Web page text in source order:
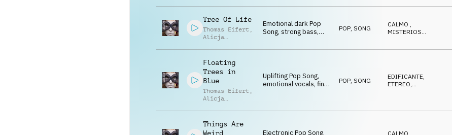
modern beat
Tree Of Life
Thomas Eifert ,
Alicja
Emotional dark Pop
Song, strong bass,
sophisticated
POP SONG CALMO ,
MISTERIOSO
Floating
Trees in
Blue
Thomas Eifert ,
Alicja
Uplifting Pop Song,
emotional vocals, final
POP SONG EDIFICANTE,
ETEREO,
Things Are
Weird
Electronic Pop Song,
CALMO ,